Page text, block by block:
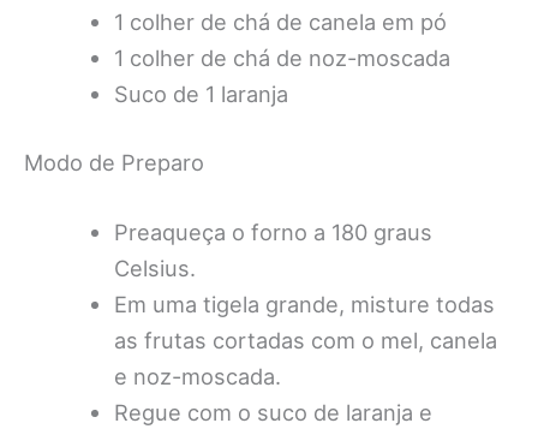
1 colher de chá de canela em pó
1 colher de chá de noz-moscada
Suco de 1 laranja
Modo de Preparo
Preaqueça o forno a 180 graus
Celsius.
Em uma tigela grande, misture todas
as frutas cortadas com o mel, canela
e noz-moscada.
Regue com o suco de laranja e